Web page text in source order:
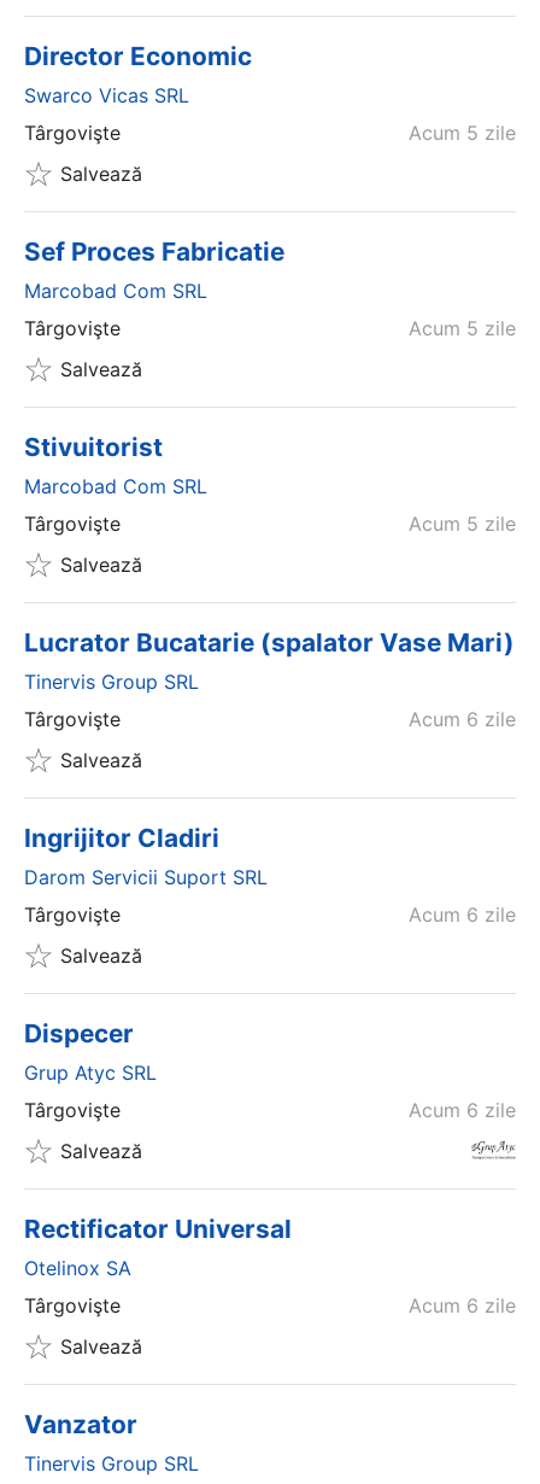
Director Economic
Swarco Vicas SRL
Acum 5 zile
Târgovişte
Salvează
Sef Proces Fabricatie
Marcobad Com SRL
Acum 5 zile
Târgovişte
Salvează
Stivuitorist
Marcobad Com SRL
Acum 5 zile
Târgovişte
Salvează
Lucrator Bucatarie (spalator Vase Mari)
Tinervis Group SRL
Acum 6 zile
Târgovişte
Salvează
Ingrijitor Cladiri
Darom Servicii Suport SRL
Acum 6 zile
Târgovişte
Salvează
Dispecer
Grup Atyc SRL
Acum 6 zile
Târgovişte
Salvează
Rectificator Universal
Otelinox SA
Acum 6 zile
Târgovişte
Salvează
Vanzator
Tinervis Group SRL